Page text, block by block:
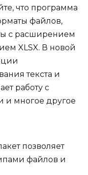
что программа
файлов,
с расширением
XLSX. В новой
текста и
работу с
многое другое
позволяет
файлов и